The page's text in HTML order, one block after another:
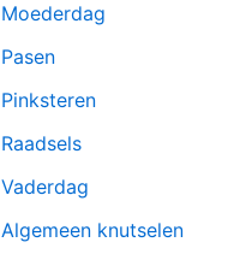
Moederdag
Pasen
Pinksteren
Raadsels
Vaderdag
Algemeen knutselen